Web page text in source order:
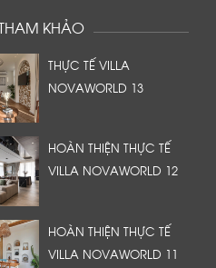
KHẢO
THỰC TẾ VILLA
NOVAWORLD 13
HOÀN THIỆN THỰC TẾ
VILLA NOVAWORLD 12
HOÀN THIỆN THỰC TẾ
VILLA NOVAWORLD 11